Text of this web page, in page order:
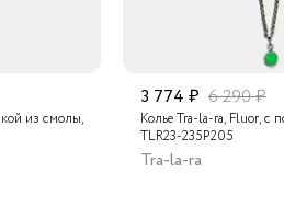
из смолы,
3 774 ₽ 6 290 ₽
Колье Tra-la-ra, Fluor, с
TLR23-235P205
Tra-la-ra